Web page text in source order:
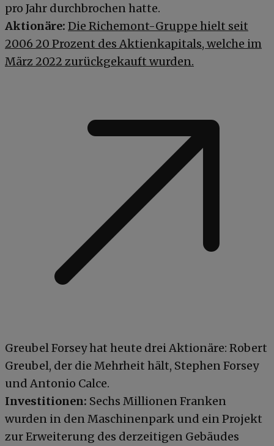
pro Jahr durchbrochen hatte.
Aktionäre: Die Richemont-Gruppe hielt seit
2006 20 Prozent des Aktienkapitals, welche im
März 2022 zurückgekauft wurden.
Greubel Forsey hat heute drei Aktionäre: Robert
Greubel, der die Mehrheit hält, Stephen Forsey
und Antonio Calce.
Investitionen: Sechs Millionen Franken
wurden in den Maschinenpark und ein Projekt
zur Erweiterung des derzeitigen Gebäudes